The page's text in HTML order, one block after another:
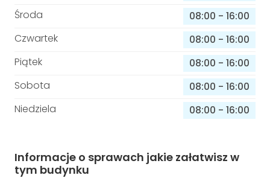
Środa
08:00 - 16:00
Czwartek
08:00 - 16:00
Piątek
08:00 - 16:00
Sobota
08:00 - 16:00
Niedziela
08:00 - 16:00
Informacje o sprawach jakie załatwisz w
tym budynku